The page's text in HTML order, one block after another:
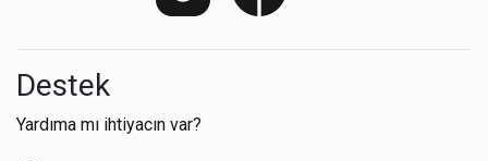
Destek
Yardıma mı ihtiyacın var?